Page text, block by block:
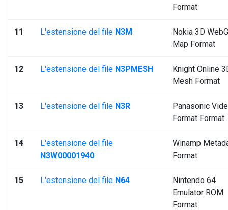
Format
11 L'estensione del file N3M
Nokia 3D
Map Format
12 L'estensione del file N3PMESH
Knight Online
Mesh Format
13 L'estensione del file N3R
Panasonic
Format Format
14
L'estensione del file
N3W00001940
Winamp
Format
15 L'estensione del file N64
Nintendo 64
Emulator ROM
Format